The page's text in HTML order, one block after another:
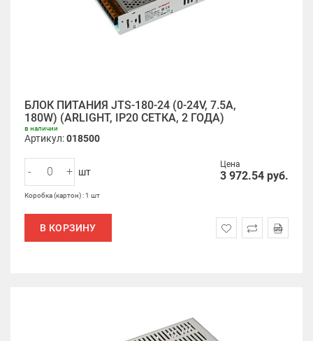
БЛОК ПИТАНИЯ JTS-180-24 (0-24V, 7.5A,
180W) (ARLIGHT, IP20 СЕТКА, 2 ГОДА)
в наличии
Артикул:018500
Цена
3 972.54 руб.
- + шт
Коробка (картон) : 1 шт
В КОРЗИНУ